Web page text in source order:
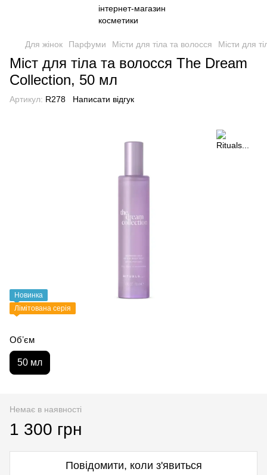
Для жінок Парфуми Місти для тіла та волосся Місти для
Міст для тіла та волосся The Dream
Collection, 50 мл
Артикул: R278 Написати відгук
Новинка
Лімітована серія
Обʼєм
50 мл
Немає в наявності
1 300 грн
Повідомити, коли з'явиться